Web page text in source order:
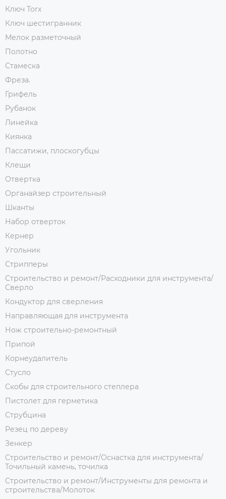
Ключ Torx
Ключ шестигранник
Мелок разметочный
Полотно
Стамеска
Фреза.
Грифель
Рубанок
Линейка
Киянка
Пассатижи, плоскогубцы
Клещи
Отвертка
Органайзер строительный
Шканты
Набор отверток
Кернер
Угольник
Стрипперы
Строительство и ремонт/Расходники для инструмента/
Сверло
Кондуктор для сверления
Направляющая для инструмента
Нож строительно-ремонтный
Припой
Корнеудалитель
Стусло
Скобы для строительного степлера
Пистолет для герметика
Струбцина
Резец по дереву
Зенкер
Строительство и ремонт/Оснастка для инструмента/
Точильный камень, точилка
Строительство и ремонт/Инструменты для ремонта и
строительства/Молоток